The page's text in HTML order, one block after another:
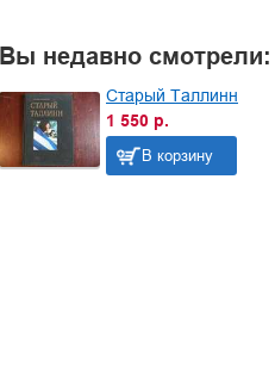
Вы недавно смотрели:
Старый Таллинн
1 550 р.
В корзину